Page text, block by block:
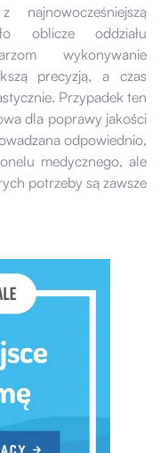
oblicze oddziału
wykonywanie
precyzją, a czas
Przypadek ten
dla poprawy jakości
odpowiednio,
medycznego, ale
potrzeby są zawsze